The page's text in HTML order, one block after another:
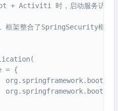
+ Activiti 时，启动服务访问模
架整合了SpringSecurity框架
= {